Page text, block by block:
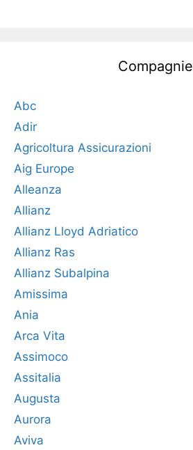
Compagnie
Abc
Adir
Agricoltura Assicurazioni
Aig Europe
Alleanza
Allianz
Allianz Lloyd Adriatico
Allianz Ras
Allianz Subalpina
Amissima
Ania
Arca Vita
Assimoco
Assitalia
Augusta
Aurora
Aviva